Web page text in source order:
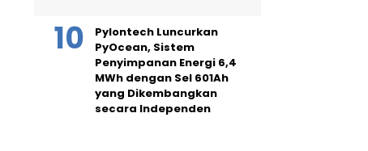
Pylontech Luncurkan
PyOcean, Sistem
Penyimpanan Energi 6,4
MWh dengan Sel 601Ah
yang Dikembangkan
secara Independen